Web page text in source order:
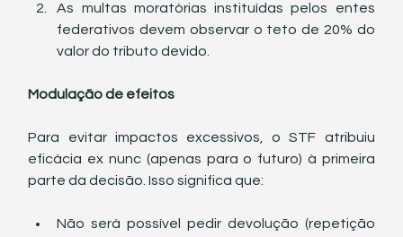
As multas moratórias instituídas pelos entes
federativos devem observar o teto de 20% do
valor do tributo devido.
Modulação de efeitos
Para evitar impactos excessivos, o STF atribuiu
eficácia ex nunc (apenas para o futuro) à primeira
parte da decisão. Isso significa que:
Não será possível pedir devolução (repetição